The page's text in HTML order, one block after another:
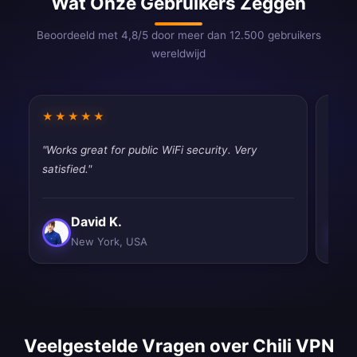
Beoordeeld met 4,8/5 door meer dan 12.500 gebruikers
wereldwijd
★★★★★
"Works great for public WiFi security. Very
satisfied."
David K.
New York, USA
Veelgestelde Vragen over Chili VPN